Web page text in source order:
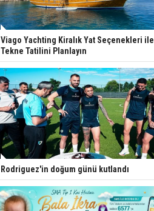
Viago Yachting Kiralık Yat Seçenekleri ile
Tekne Tatilini Planlayın
Rodriguez'in doğum günü kutlandı